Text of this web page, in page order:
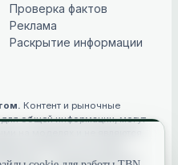
Проверка фактов
Реклама
Раскрытие информации
Контент и рыночные
общей информации, могут
на моделях и не являются
или налоговой
— всегда проводите